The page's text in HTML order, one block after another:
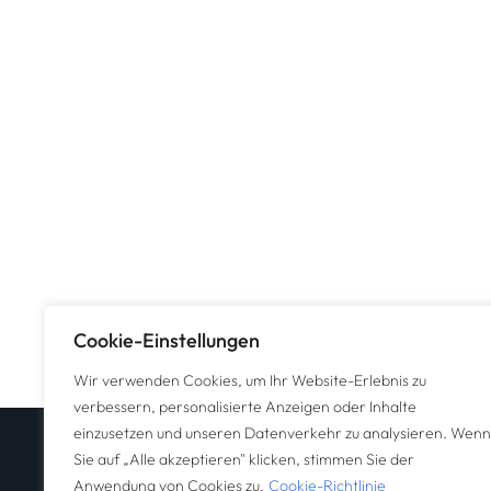
Cookie-Einstellungen
Wir verwenden Cookies, um Ihr Website-Erlebnis zu
verbessern, personalisierte Anzeigen oder Inhalte
einzusetzen und unseren Datenverkehr zu analysieren. Wenn
Sie auf „Alle akzeptieren" klicken, stimmen Sie der
Anwendung von Cookies zu. Cookie-Richtlinie